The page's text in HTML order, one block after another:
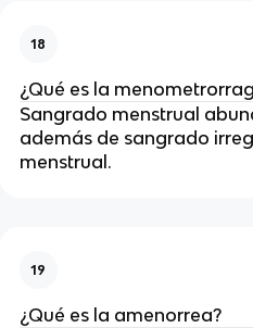
18
¿Qué es la
Sangrado menstrual
además de sangrado
menstrual.
19
¿Qué es la amenorrea?